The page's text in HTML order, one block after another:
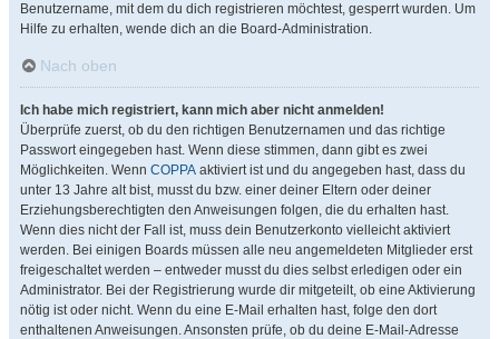
Benutzername, mit dem du dich registrieren möchtest, gesperrt wurden. Um
Hilfe zu erhalten, wende dich an die Board-Administration.
Nach oben
Ich habe mich registriert, kann mich aber nicht anmelden!
Überprüfe zuerst, ob du den richtigen Benutzernamen und das richtige
Passwort eingegeben hast. Wenn diese stimmen, dann gibt es zwei
Möglichkeiten. Wenn COPPA aktiviert ist und du angegeben hast, dass du
unter 13 Jahre alt bist, musst du bzw. einer deiner Eltern oder deiner
Erziehungsberechtigten den Anweisungen folgen, die du erhalten hast.
Wenn dies nicht der Fall ist, muss dein Benutzerkonto vielleicht aktiviert
werden. Bei einigen Boards müssen alle neu angemeldeten Mitglieder erst
freigeschaltet werden – entweder musst du dies selbst erledigen oder ein
Administrator. Bei der Registrierung wurde dir mitgeteilt, ob eine Aktivierung
nötig ist oder nicht. Wenn du eine E-Mail erhalten hast, folge den dort
enthaltenen Anweisungen. Ansonsten prüfe, ob du deine E-Mail-Adresse